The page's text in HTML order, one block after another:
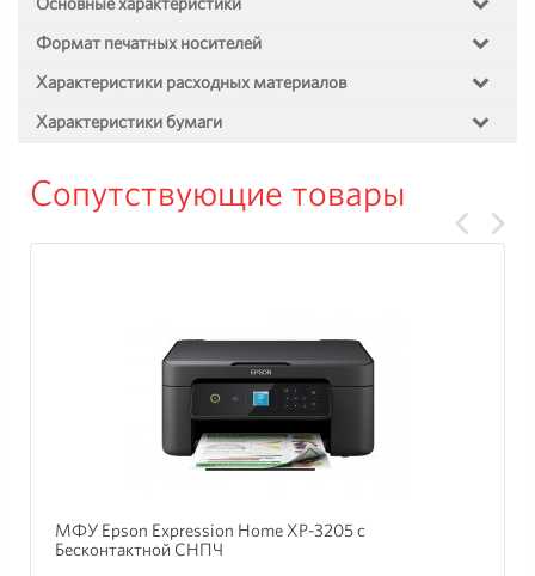
Формат печатных носителей
Характеристики расходных материалов
Характеристики бумаги
Сопутствующие товары
МФУ Epson Expression Home XP-3205 с
Бесконтактной СНПЧ